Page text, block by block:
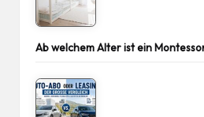
Ab welchem Alter ist ein